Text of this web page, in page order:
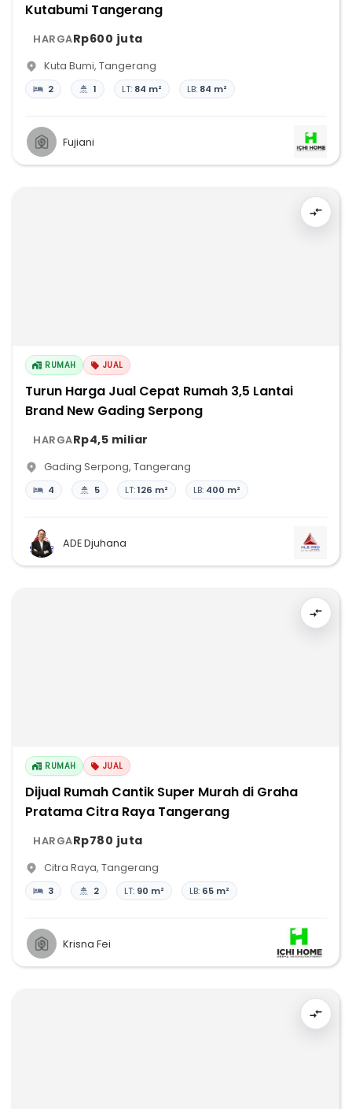
Kutabumi Tangerang
HARGARp600 juta
Kuta Bumi, Tangerang
2 1 LT: 84 m² LB: 84 m²
Fujiani
RUMAH JUAL
Turun Harga Jual Cepat Rumah 3,5 Lantai
Brand New Gading Serpong
HARGARp4,5 miliar
Gading Serpong, Tangerang
4 5 LT:126 m² LB: 400 m²
ADE Djuhana
RUMAH JUAL
Dijual Rumah Cantik Super Murah di Graha
Pratama Citra Raya Tangerang
HARGARp780 juta
Citra Raya, Tangerang
3 2 LT: 90 m² LB: 65 m²
Krisna Fei